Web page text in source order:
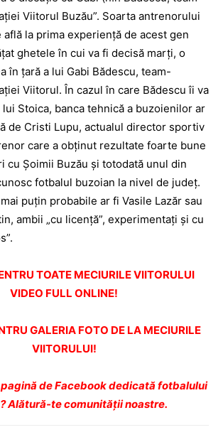
Viitorul Buzău”. Soarta antrenorului
află la prima experienţă de acest gen
ghetele în cui va fi decisă marţi, o
în ţară a lui Gabi Bădescu, team-
Viitorul. În cazul în care Bădescu îi va
Stoica, banca tehnică a buzoienilor ar
de Cristi Lupu, actualul director sportiv
care a obţinut rezultate foarte bune
cu Şoimii Buzău şi totodată unul din
fotbalul buzoian la nivel de judeţ.
puţin probabile ar fi Vasile Lazăr sau
ambii „cu licenţă”, experimentaţi şi cu
TOATE MECIURILE VIITORULUI
VIDEO FULL ONLINE!
GALERIA FOTO DE LA MECIURILE
VIITORULUI!
de Facebook dedicată fotbalului
Alătură-te comunității noastre.